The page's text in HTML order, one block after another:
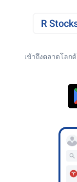
R
เข้าถึงตลาดโลก